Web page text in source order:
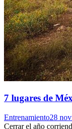
7 lugares de
Entrenamiento28
Cerrar el año